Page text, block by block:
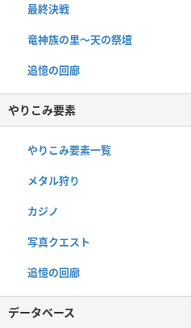
最終決戦
竜神族の里〜天の祭壇
追憶の回廊
やりこみ要素
やりこみ要素一覧
メタル狩り
カジノ
写真クエスト
追憶の回廊
データベース